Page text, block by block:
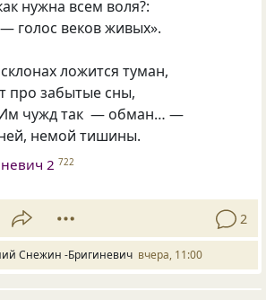
нужна всем воля?:
голос веков живых».
ложится туман,
про забытые сны,
Им чужд так — обман… —
немой тишины.
2 722
2
Снежин -Бригиневич вчера, 11:00